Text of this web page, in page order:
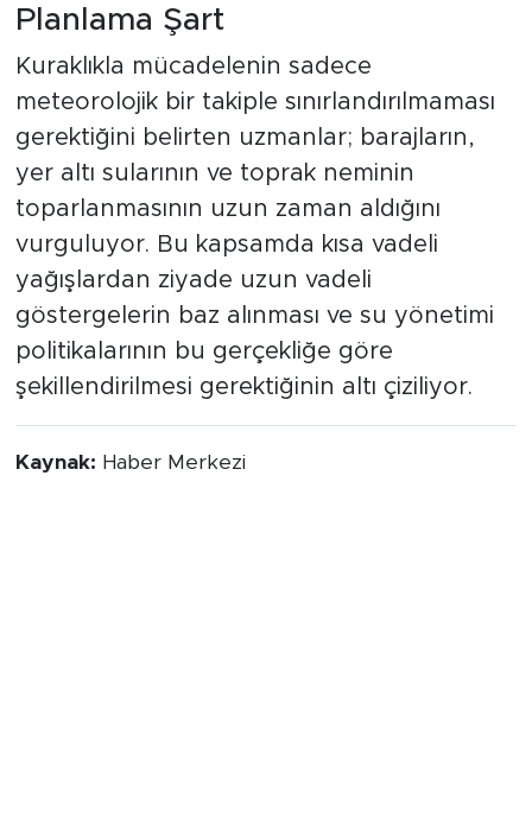
Planlama Şart
Kuraklıkla mücadelenin sadece
meteorolojik bir takiple sınırlandırılmaması
gerektiğini belirten uzmanlar; barajların,
yer altı sularının ve toprak neminin
toparlanmasının uzun zaman aldığını
vurguluyor. Bu kapsamda kısa vadeli
yağışlardan ziyade uzun vadeli
göstergelerin baz alınması ve su yönetimi
politikalarının bu gerçekliğe göre
şekillendirilmesi gerektiğinin altı çiziliyor.
Kaynak: Haber Merkezi